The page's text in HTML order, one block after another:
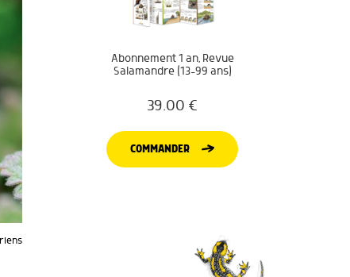
Abonnement 1 an, Revue
Salamandre (13-99 ans)
39.00 €
COMMANDER